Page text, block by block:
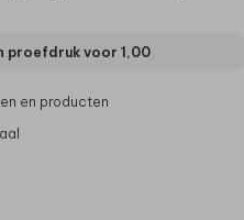
proefdruk voor 1,00
en producten